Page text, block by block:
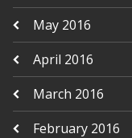
May 2016
April 2016
March 2016
February 2016